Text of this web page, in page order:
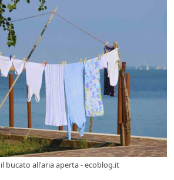
bucato all'aria aperta - ecoblog.it